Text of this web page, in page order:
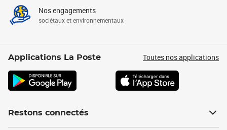
Nos engagements
sociétaux et environnementaux
Applications La Poste Toutes nos applications
Restons connectés